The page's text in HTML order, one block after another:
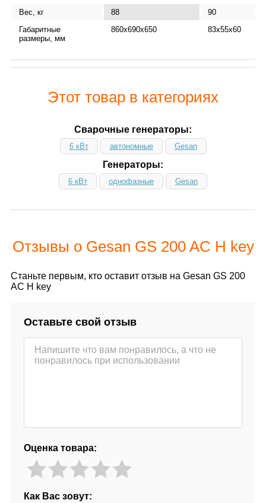
Вес, кг
88
90
Габаритные
размеры, мм
860х690х650 83х55х60
Этот товар в категориях
Сварочные генераторы:
6 кВт автономные Gesan
Генераторы:
6 кВт однофазные Gesan
Отзывы о Gesan GS 200 AC H key
Станьте первым, кто оставит отзыв на Gesan GS 200
AC H key
Оставьте свой отзыв
Оценка товара:
Как Вас зовут: